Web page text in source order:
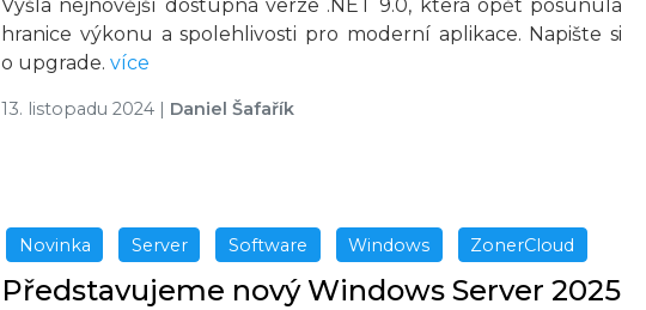
Vyšla nejnovější dostupná verze .NET 9.0, která opět posunula
hranice výkonu a spolehlivosti pro moderní aplikace. Napište si
o upgrade. více
13. listopadu 2024 | Daniel Šafařík
Novinka Server Software Windows ZonerCloud
Představujeme nový Windows Server 2025